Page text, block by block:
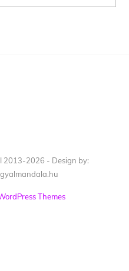
2013-2026 - Design by:
Themes